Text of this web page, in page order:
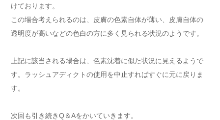
けております。
この場合考えられるのは、皮膚の色素自体が薄い、皮膚自体の
透明度が高いなどの色白の方に多く見られる状況のようです。
上記に該当される場合は、色素沈着に似た状況に見えるようで
す。ラッシュアディクトの使用を中止すればすぐに元に戻りま
す。
次回も引き続きQ＆Aをかいていきます。